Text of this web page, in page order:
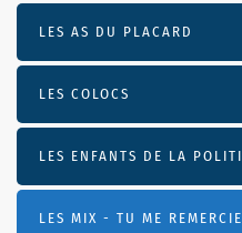
LES AS DU PLACARD
LES COLOCS
LES ENFANTS DE LA
LES MIX - TU ME